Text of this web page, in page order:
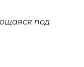
под